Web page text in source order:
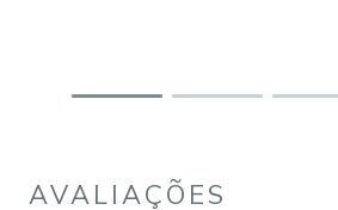
AVALIAÇÕES